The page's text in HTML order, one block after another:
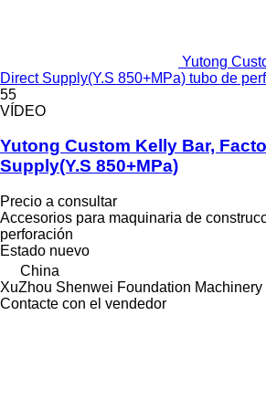
Yutong
Direct Supply(Y.S 850+MPa) tubo de
55
VÍDEO
Yutong Custom Kelly Bar,
Supply(Y.S 850+MPa)
Precio a consultar
Accesorios para maquinaria de
perforación
Estado nuevo
China
XuZhou Shenwei Foundation Machinery
Contacte con el vendedor